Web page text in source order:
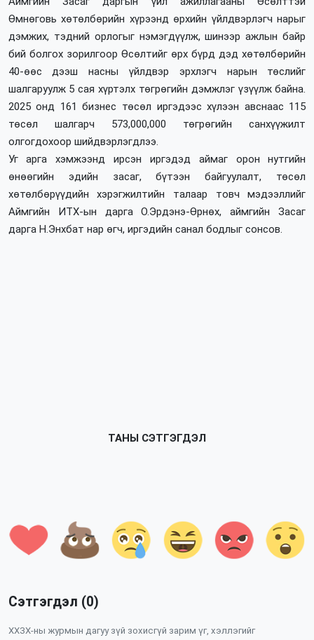
Өмнөговь хөтөлбөрийн хүрээнд өрхийн үйлдвэрлэгч нарыг
дэмжих, тэдний орлогыг нэмэгдүүлж, шинээр ажлын байр
бий болгох зорилгоор Өсөлтийг өрх бүрд дэд хөтөлбөрийн
40-өөс дээш насны үйлдвэр эрхлэгч нарын төслийг
шалгаруулж 5 сая хүртэлх төгрөгийн дэмжлэг үзүүлж байна.
2025 онд 161 бизнес төсөл иргэдээс хүлээн авснаас 115
төсөл шалгарч 573,000,000 төгрөгийн санхүүжилт
олгогдохоор шийдвэрлэгдлээ.
Уг арга хэмжээнд ирсэн иргэдэд аймаг орон нутгийн
өнөөгийн эдийн засаг, бүтээн байгуулалт, төсөл
хөтөлбөрүүдийн хэрэгжилтийн талаар товч мэдээллийг
Аймгийн ИТХ-ын дарга О.Эрдэнэ-Өрнөх, аймгийн Засаг
дарга Н.Энхбат нар өгч, иргэдийн санал бодлыг сонсов.
ТАНЫ СЭТГЭГДЭЛ
Сэтгэгдэл (0)
ХХЗХ-ны журмын дагуу зүй зохисгүй зарим үг, хэллэгийг